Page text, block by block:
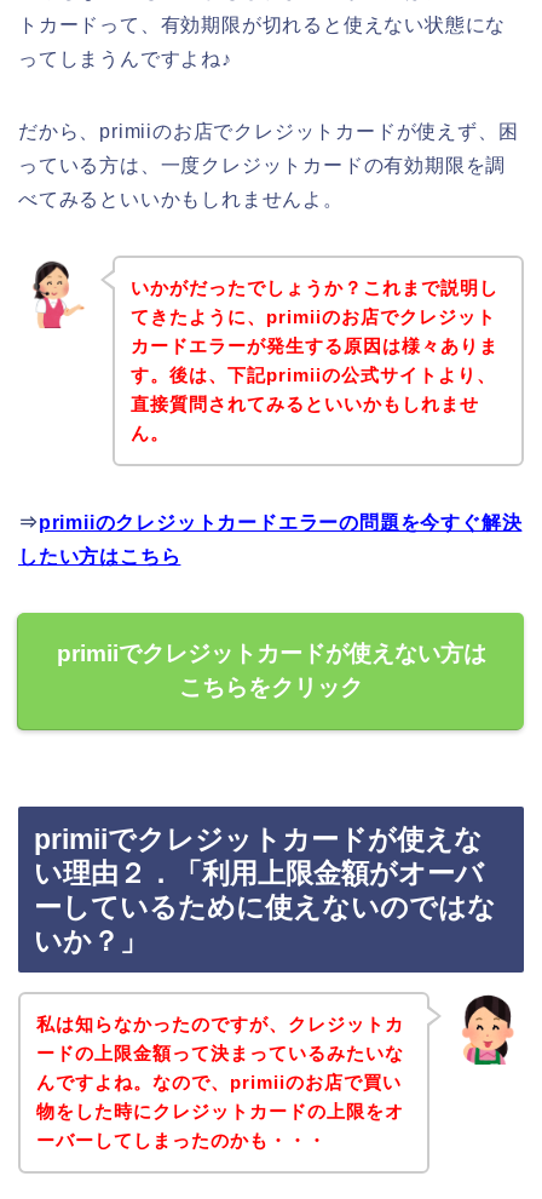
トカードって、有効期限が切れると使えない状態にな
ってしまうんですよね♪
だから、primiiのお店でクレジットカードが使えず、困
っている方は、一度クレジットカードの有効期限を調
べてみるといいかもしれませんよ。
いかがだったでしょうか？これまで説明し
てきたように、primiiのお店でクレジット
カードエラーが発生する原因は様々ありま
す。後は、下記primiiの公式サイトより、
直接質問されてみるといいかもしれませ
ん。
⇒primiiのクレジットカードエラーの問題を今すぐ解決
したい方はこちら
primiiでクレジットカードが使えない方は
こちらをクリック
primiiでクレジットカードが使えな
い理由２．「利用上限金額がオーバ
ーしているために使えないのではな
いか？」
私は知らなかったのですが、クレジットカ
ードの上限金額って決まっているみたいな
んですよね。なので、primiiのお店で買い
物をした時にクレジットカードの上限をオ
ーバーしてしまったのかも・・・